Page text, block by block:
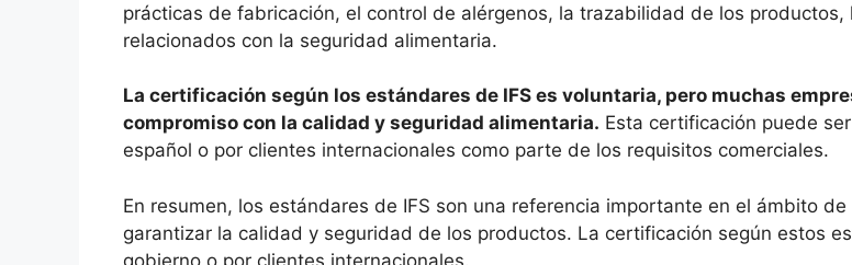
prácticas de fabricación, el control de alérgenos, la trazabilidad de los
relacionados con la seguridad alimentaria.
La certificación según los estándares de IFS es voluntaria, pero muchas
compromiso con la calidad y seguridad alimentaria. Esta certificación puede
español o por clientes internacionales como parte de los requisitos comerciales.
En resumen, los estándares de IFS son una referencia importante en el ámbito
garantizar la calidad y seguridad de los productos. La certificación según estos
gobierno o por clientes internacionales.